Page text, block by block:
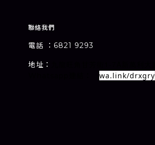
聯絡我們
電話 ：6821 9293
地址：
wa.link/drxgry